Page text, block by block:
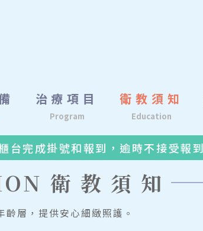
治療項目
Program
衛教須知
Education
掛號和報到，逾時不接受報到及看
衛教須知
層，提供安心細緻照護。